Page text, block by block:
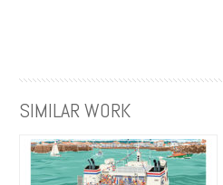
SIMILAR WORK